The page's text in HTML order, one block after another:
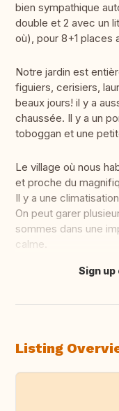
bien sympathique
double et 2 avec un
où), pour 8+1 places
Notre jardin est
figuiers, cerisiers,
beaux jours! il y a
chaussée. Il y a un
toboggan et une
Le village où nous
et proche du
Il y a une
On peut garer
sommes dans une
calme.
Translate this
Sign up
Listing